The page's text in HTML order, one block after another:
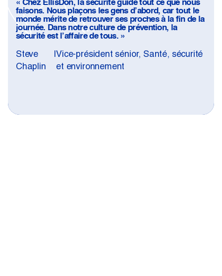
faisons. Nous plaçons les gens d’abord, car tout le
monde mérite de retrouver ses proches à la fin de la
journée. Dans notre culture de prévention, la
sécurité est l’affaire de tous. »
—
Steve
Chaplin
|Vice-président sénior, Santé, sécurité
et environnement